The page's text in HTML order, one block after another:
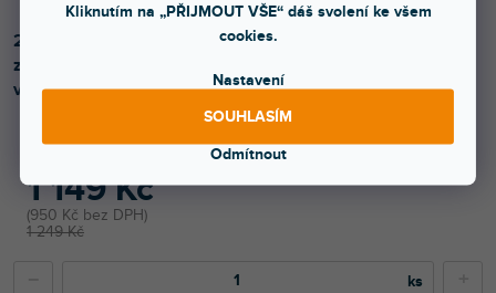
Kliknutím na „PŘIJMOUT VŠE“ dáš svolení ke všem
cookies.
Nastavení
Odmítnout
SOUHLASÍM
1 249 Kč
1 149 Kč
950 Kč bez DPH
2-pásmový pasivní crossover, který má minimální vliv na
zabarvení hudby. S reprodukcí zvuku, kmitočtem 180 Hz a
vysokou nosností.